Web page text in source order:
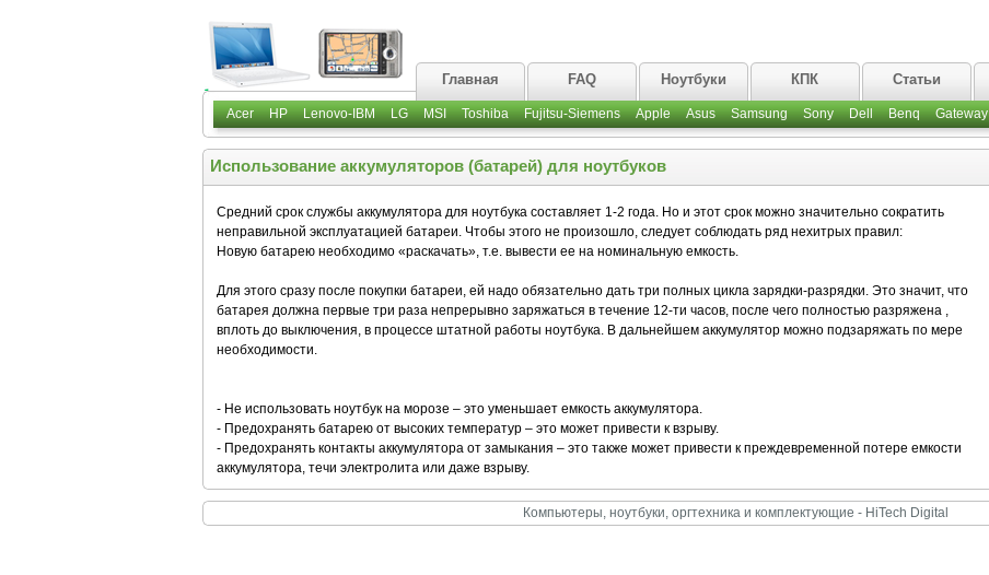
Главная FAQ Ноутбуки КПК Статьи
Acer HP Lenovo-IBM LG MSI Toshiba Fujitsu-Siemens Apple Asus Samsung Sony Dell Benq Gateway
Использование аккумуляторов (батарей) для ноутбуков
Средний срок службы аккумулятора для ноутбука составляет 1-2 года. Но и этот срок можно значительно сократить
неправильной эксплуатацией батареи. Чтобы этого не произошло, следует соблюдать ряд нехитрых правил:
Новую батарею необходимо «раскачать», т.е. вывести ее на номинальную емкость.
Для этого сразу после покупки батареи, ей надо обязательно дать три полных цикла зарядки-разрядки. Это значит, что
батарея должна первые три раза непрерывно заряжаться в течение 12-ти часов, после чего полностью разряжена ,
вплоть до выключения, в процессе штатной работы ноутбука. В дальнейшем аккумулятор можно подзаряжать по мере
необходимости.
- Не использовать ноутбук на морозе – это уменьшает емкость аккумулятора.
- Предохранять батарею от высоких температур – это может привести к взрыву.
- Предохранять контакты аккумулятора от замыкания – это также может привести к преждевременной потере емкости
аккумулятора, течи электролита или даже взрыву.
Компьютеры, ноутбуки, оргтехника и комплектующие - HiTech Digital